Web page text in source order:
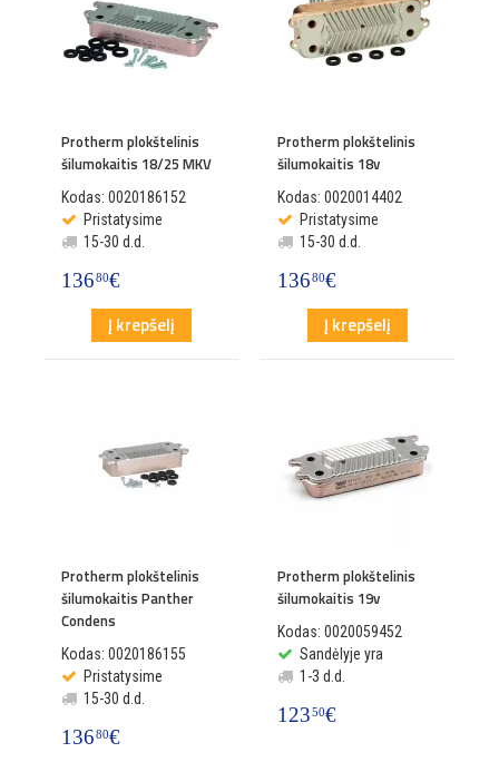
Protherm plokštelinis
šilumokaitis 18/25 MKV
Kodas: 0020186152
Pristatysime
15-30 d.d.
13680€
Į krepšelį
Protherm plokštelinis
šilumokaitis 18v
Kodas: 0020014402
Pristatysime
15-30 d.d.
13680€
Į krepšelį
Protherm plokštelinis
šilumokaitis Panther
Condens
Kodas: 0020186155
Pristatysime
15-30 d.d.
13680€
Protherm plokštelinis
šilumokaitis 19v
Kodas: 0020059452
Sandėlyje yra
1-3 d.d.
12350€